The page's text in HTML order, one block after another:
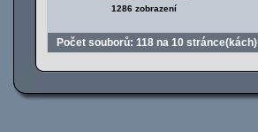
1286 zobrazení
Počet souborů: 118 na 10 stránce(kách)